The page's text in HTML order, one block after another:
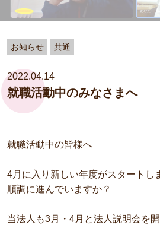
お知らせ 共通
2022.04.14
就職活動中のみなさまへ
就職活動中の皆様へ
4月に入り新しい年度がスタートし
順調に進んでいますか？
当法人も3月・4月と法人説明会を